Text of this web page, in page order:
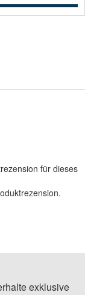
für dieses
.
exklusive